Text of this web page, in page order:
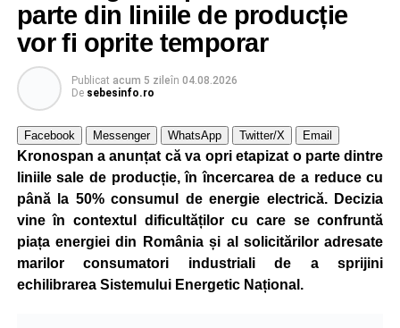
parte din liniile de producție
vor fi oprite temporar
Publicat acum 5 zileîn 04.08.2026
De sebesinfo.ro
Facebook Messenger WhatsApp Twitter/X Email
Kronospan a anunțat că va opri etapizat o parte dintre
liniile sale de producție, în încercarea de a reduce cu
până la 50% consumul de energie electrică. Decizia
vine în contextul dificultăților cu care se confruntă
piața energiei din România și al solicitărilor adresate
marilor consumatori industriali de a sprijini
echilibrarea Sistemului Energetic Național.